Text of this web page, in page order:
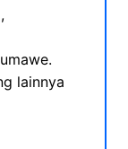
lainnya